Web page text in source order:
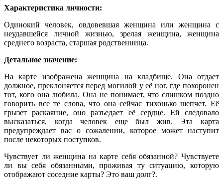
Характеристика личности:
Одинокий человек, овдовевшая женщина или женщина с
неудавшейся личной жизнью, зрелая женщина, женщина
среднего возраста, старшая родственница.
Детальное значение:
На карте изображена женщина на кладбище. Она отдает
должное, преклоняется перед могилой у её ног, где похоронен
тот, кого она любила. Она не понимает, что слишком поздно
говорить все те слова, что она сейчас тихонько шепчет. Её
грызет раскаяние, оно разъедает её сердце. Ей следовало
высказаться, когда человек еще был жив. Эта карта
предупреждает вас о сожалении, которое может наступит
после некоторых поступков.
Чувствует ли женщина на карте себя обязанной? Чувствуете
ли вы себя обязанными, проживая ту ситуацию, которую
отображают соседние карты? Это ваш долг?.